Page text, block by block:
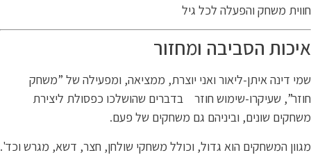
משחק והפעלה לכל גיל
הסביבה ומחזור
דינה איתן-ליאור ואני יוצרת, ממציאה, ומפעילה של ”משחק
שעיקרו-שימוש חוזר בדברים שהושלכו כפסולת ליצירת
שונים, וביניהם גם משחקים של פעם.
המשחקים הוא גדול, וכולל משחקי שולחן, חצר, דשא, מגרש וכד'.